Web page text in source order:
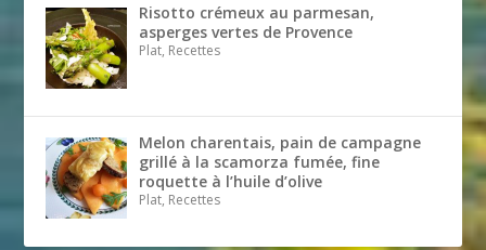
Risotto crémeux au parmesan,
asperges vertes de Provence
Plat, Recettes
Melon charentais, pain de campagne
grillé à la scamorza fumée, fine
roquette à l’huile d’olive
Plat, Recettes